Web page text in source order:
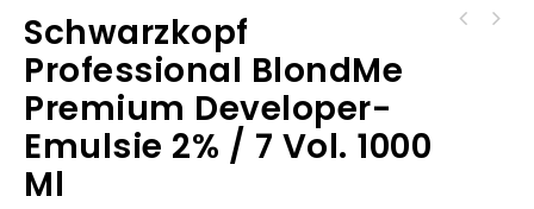
Schwarzkopf
Professional BlondMe
Premium Developer-
Emulsie 2% / 7 Vol. 1000
Ml